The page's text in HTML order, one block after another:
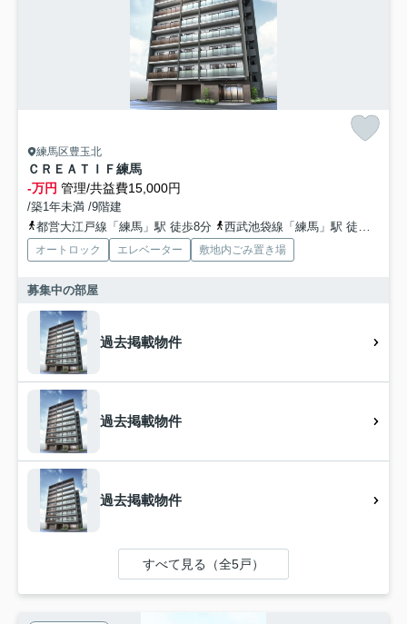
練馬区豊玉北
ＣＲＥＡＴＩＦ練馬
-万円 管理/共益費15,000円
/築1年未満 /9階建
都営大江戸線「練馬」駅 徒歩8分
西武池袋線「練馬」駅 徒歩9分
オートロック エレベーター 敷地内ごみ置き場
募集中の部屋
過去掲載物件
過去掲載物件
過去掲載物件
すべて見る（全5戸）